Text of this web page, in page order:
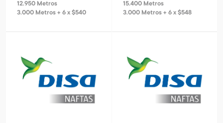
12.950 Metros
3.000 Metros + 6 x $540
15.400 Metros
3.000 Metros + 6 x $548